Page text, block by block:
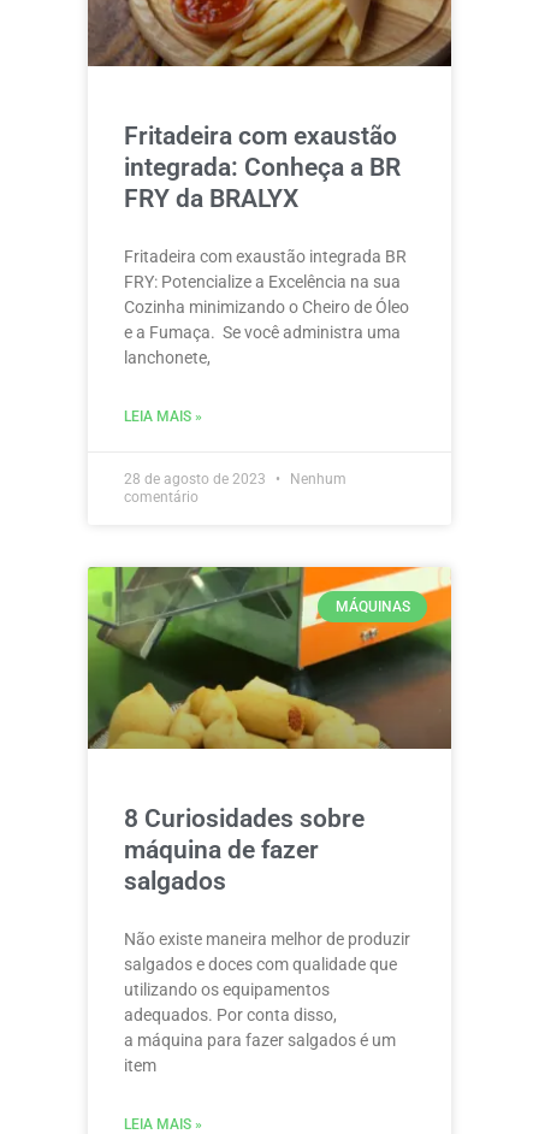
Fritadeira com exaustão
integrada: Conheça a BR
FRY da BRALYX
Fritadeira com exaustão integrada BR
FRY: Potencialize a Excelência na sua
Cozinha minimizando o Cheiro de Óleo
e a Fumaça. Se você administra uma
lanchonete,
LEIA MAIS »
28 de agosto de 2023
Nenhum
comentário
MÁQUINAS
8 Curiosidades sobre
máquina de fazer
salgados
Não existe maneira melhor de produzir
salgados e doces com qualidade que
utilizando os equipamentos
adequados. Por conta disso,
a máquina para fazer salgados é um
item
LEIA MAIS »